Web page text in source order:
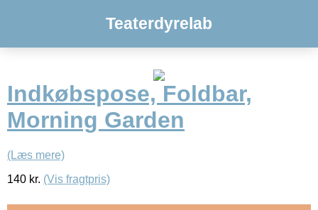
Teaterdyrelab
Indkøbspose, Foldbar,
Morning Garden
(Læs mere)
140 kr. (Vis fragtpris)